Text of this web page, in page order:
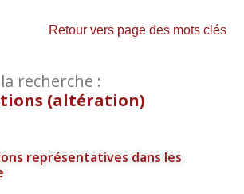
Retour vers page des mots clés
recherche :
(altération)
représentatives dans les